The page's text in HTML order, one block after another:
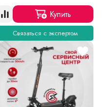
Купить
Связаться с экспертом